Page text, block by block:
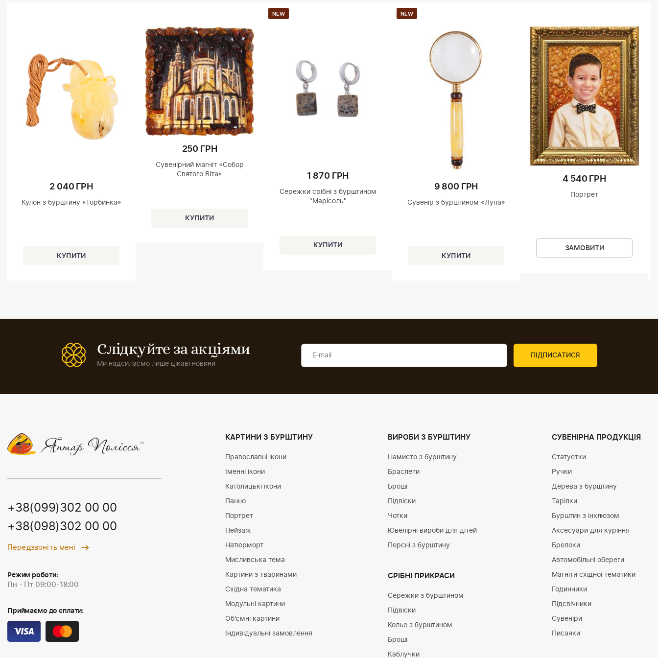
2 040 ГРН
Кулон з бурштину «Торбинка»
250 ГРН
Сувенірний магніт «Собор
Святого Віта»
NEW
1 870 ГРН
Сережки срібні з бурштином
"Марісоль"
NEW
9 800 ГРН
Сувенір з бурштином «Лупа»
4 540 ГРН
Портрет
ЗАМОВИТИ
Слідкуйте за акціями
Ми надсилаємо лише цікаві новини
+38(099)302 00 00
+38(098)302 00 00
Передзвоніть мені
Режим роботи:
Пн - Пт 09:00-18:00
Приймаємо до сплати:
КАРТИНИ З БУРШТИНУ
Православні ікони
Іменні ікони
Католицькі ікони
Панно
Портрет
Пейзаж
Натюрморт
Мисливська тема
Картини з тваринами
Східна тематика
Модульні картини
Об'ємні картини
Індивідуальні замовлення
ВИРОБИ З БУРШТИНУ
Намисто з бурштину
Браслети
Броші
Підвіски
Чотки
Ювелірні вироби для дітей
Персні з бурштину
СРІБНІ ПРИКРАСИ
Сережки з бурштином
Підвіски
Колье з бурштином
Броші
Каблучки
СУВЕНІРНА ПРОДУКЦІЯ
Статуетки
Ручки
Дерева з бурштину
Тарілки
Бурштин з інклюзом
Аксесуари для куріння
Брелоки
Автомобільні обереги
Магніти східної тематики
Годинники
Підсвічники
Сувеніри
Писанки